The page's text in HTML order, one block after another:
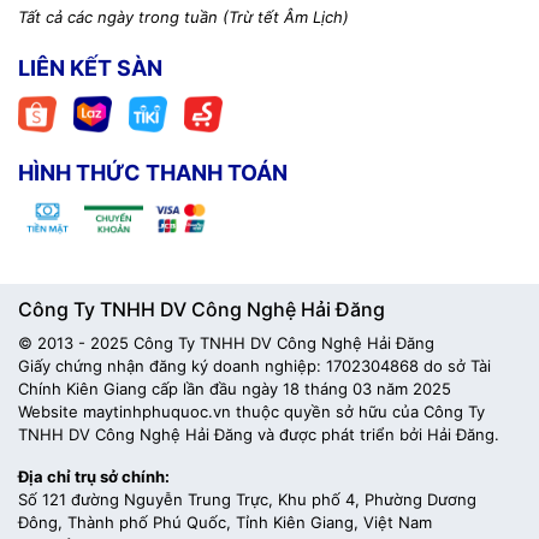
Tất cả các ngày trong tuần (Trừ tết Âm Lịch)
LIÊN KẾT SÀN
HÌNH THỨC THANH TOÁN
Công Ty TNHH DV Công Nghệ Hải Đăng
© 2013 - 2025 Công Ty TNHH DV Công Nghệ Hải Đăng
Giấy chứng nhận đăng ký doanh nghiệp: 1702304868 do sở Tài
Chính Kiên Giang cấp lần đầu ngày 18 tháng 03 năm 2025
Website maytinhphuquoc.vn thuộc quyền sở hữu của Công Ty
TNHH DV Công Nghệ Hải Đăng và được phát triển bởi Hải Đăng.
Địa chỉ trụ sở chính:
Số 121 đường Nguyễn Trung Trực, Khu phố 4, Phường Dương
Đông, Thành phố Phú Quốc, Tỉnh Kiên Giang, Việt Nam